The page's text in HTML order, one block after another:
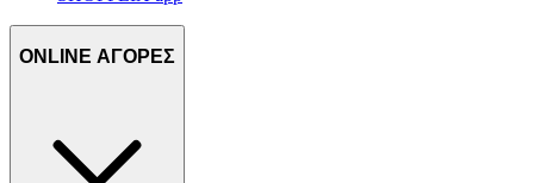
ONLINE ΑΓΟΡΕΣ